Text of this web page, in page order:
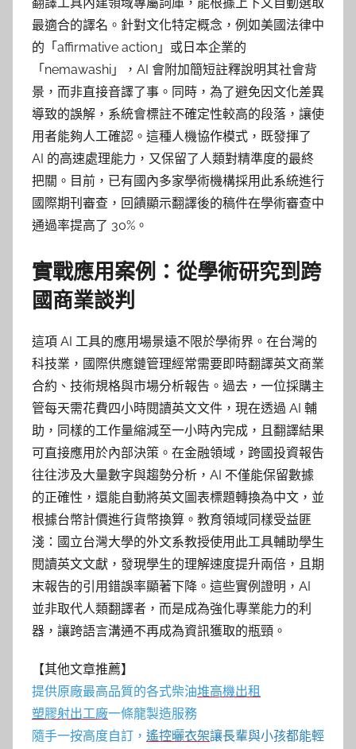
翻譯工具內建領域專屬詞庫，能根據上下文自動選取
最適合的譯名。針對文化特定概念，例如美國法律中
的「affirmative action」或日本企業的
「nemawashi」，AI 會附加簡短註釋說明其社會背
景，而非直接音譯了事。同時，為了避免因文化差異
導致的誤解，系統會標註不確定性較高的段落，讓使
用者能夠人工確認。這種人機協作模式，既發揮了
AI 的高速處理能力，又保留了人類對精準度的最終
把關。目前，已有國內多家學術機構採用此系統進行
國際期刊審查，回饋顯示翻譯後的稿件在學術審查中
通過率提高了 30%。
實戰應用案例：從學術研究到跨
國商業談判
這項 AI 工具的應用場景遠不限於學術界。在台灣的
科技業，國際供應鏈管理經常需要即時翻譯英文商業
合約、技術規格與市場分析報告。過去，一位採購主
管每天需花費四小時閱讀英文文件，現在透過 AI 輔
助，同樣的工作量縮減至一小時內完成，且翻譯結果
可直接應用於內部決策。在金融領域，跨國投資報告
往往涉及大量數字與趨勢分析，AI 不僅能保留數據
的正確性，還能自動將英文圖表標題轉換為中文，並
根據台幣計價進行貨幣換算。教育領域同樣受益匪
淺：國立台灣大學的外文系教授使用此工具輔助學生
閱讀英文文獻，發現學生的理解速度提升兩倍，且期
末報告的引用錯誤率顯著下降。這些實例證明，AI
並非取代人類翻譯者，而是成為強化專業能力的利
器，讓跨語言溝通不再成為資訊獲取的瓶頸。
【其他文章推薦】
提供原廠最高品質的各式柴油堆高機出租
塑膠射出工廠一條龍製造服務
隨手一按高度自訂， 遙控曬衣架讓長輩與小孩都能輕